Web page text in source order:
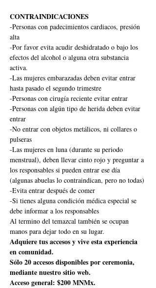
CONTRAINDICACIONES
-Personas con padecimientos cardiacos, presión
alta
-Por favor evita acudir deshidratado o bajo los
efectos del alcohol o alguna otra substancia
activa.
-Las mujeres embarazadas deben evitar entrar
hasta pasado el segundo trimestre
-Personas con cirugía reciente evitar entrar
-Personas con algún tipo de herida deben evitar
entrar
-No entrar con objetos metálicos, ni collares o
pulseras
-Las mujeres en luna (durante su periodo
menstrual), deben llevar cinto rojo y preguntar a
los responsables si pueden entrar ese día
(algunas abuelas lo contraindican, pero no todas)
-Evita entrar después de comer
-Si tienes alguna condición médica especial se
debe informar a los responsables
Al termino del temazcal también se ocupan
manos para dejar todo en su lugar.
Adquiere tus accesos y vive esta experiencia
en comunidad.
Sólo 20 accesos disponibles por ceremonia,
mediante nuestro sitio web.
Acceso general: $200 MNMx.